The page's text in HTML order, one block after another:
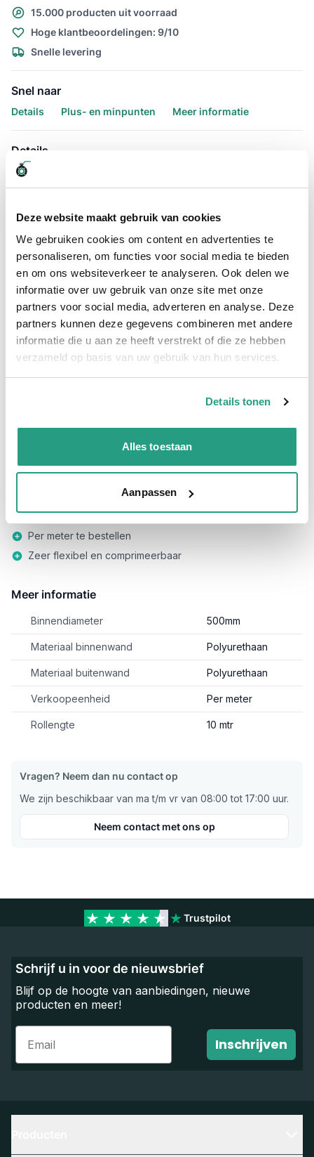
Deze website maakt gebruik van cookies
We gebruiken cookies om content en advertenties te
personaliseren, om functies voor social media te bieden
en om ons websiteverkeer te analyseren. Ook delen we
informatie over uw gebruik van onze site met onze
partners voor social media, adverteren en analyse. Deze
partners kunnen deze gegevens combineren met andere
informatie die u aan ze heeft verstrekt of die ze hebben
verzameld op basis van uw gebruik van hun services.
Details tonen
Alles toestaan
Aanpassen
15.000 producten uit voorraad
Hoge klantbeoordelingen: 9/10
Snelle levering
Snel naar
Details Plus- en minpunten Meer informatie
Details
Afzuigslang Afzuigslang Purflex-L
bestellen
De Afzuigslang Purflex-L 0.4 mm. 450mm is uitermate geschikt
voor het afzuigen van stof en zaagsel voor op
houtbewerkingsmachines. De lichte PU afzuigslang welke
comprimeerbaar is heeft een wanddikte van 0.4mm en een
450mm binnendiameter.
Daarnaast is de Purflex-L 450mm ook wel afzuigslang
Reefduct Allround 0,4mm 450mm genoemd, ozon en UV
bestendig.
Lengte: Per meter te bestellen
Toepassing: Afzuigen van stof, zaagsel en andere slijtende
Afzuigslang PU 0,4mm wand 500mm inwendig
Per meter te bestellen
Zeer flexibel en comprimeerbaar
Meer informatie
Binnendiameter 500mm
Materiaal binnenwand Polyurethaan
Materiaal buitenwand Polyurethaan
Verkoopeenheid Per meter
Rollengte 10 mtr
Vragen? Neem dan nu contact op
We zijn beschikbaar van ma t/m vr van 08:00 tot 17:00 uur.
Neem contact met ons op
Trustpilot
Schrijf u in voor de nieuwsbrief
Blijf op de hoogte van aanbiedingen, nieuwe
producten en meer!
Email
Inschrijven